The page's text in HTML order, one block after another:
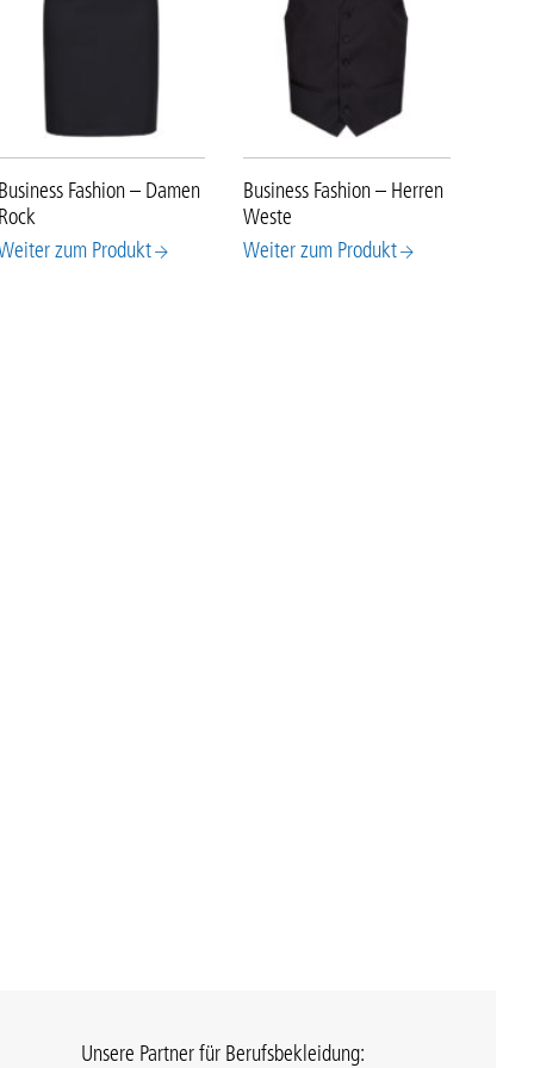
Fashion – Damen
zum Produkt
Business Fashion – Herren
Weste
Weiter zum Produkt
Unsere Partner für Berufsbekleidung: